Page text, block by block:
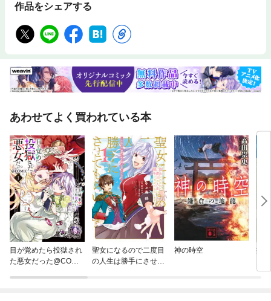
作品をシェアする
あわせてよく買われている本
目が覚めたら投獄され
た悪女だった@COMI
聖女になるので二度目
の人生は勝手にさせて
神の時空 病棟